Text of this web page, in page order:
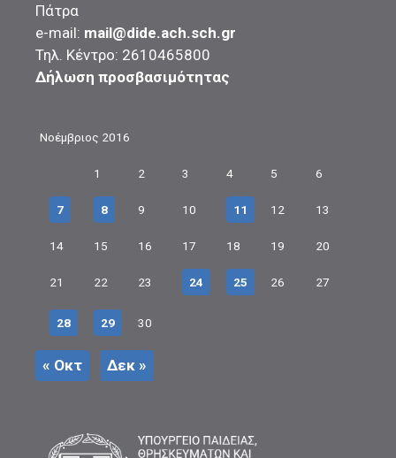
Πάτρα
e-mail: mail@dide.ach.sch.gr
Τηλ. Κέντρο: 2610465800
Δήλωση προσβασιμότητας
Νοέμβριος 2016
1 2 3 4 5 6
7 8 9 10 11 12 13
14 15 16 17 18 19 20
21 22 23 24 25 26 27
28 29 30
« Οκτ Δεκ »